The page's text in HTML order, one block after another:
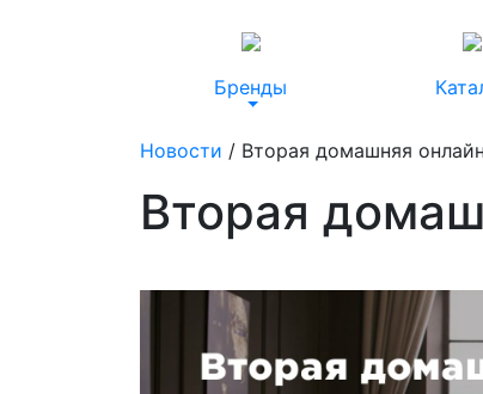
Бренды
Новости / Вторая домашняя
Вторая